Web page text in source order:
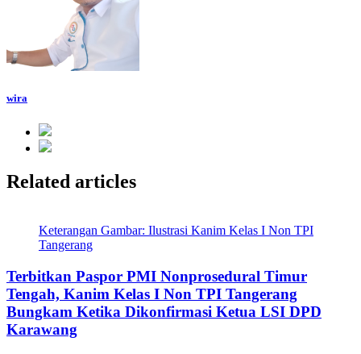
wira
Related articles
Keterangan Gambar: Ilustrasi Kanim Kelas I Non TPI
Tangerang
Terbitkan Paspor PMI Nonprosedural Timur
Tengah, Kanim Kelas I Non TPI Tangerang
Bungkam Ketika Dikonfirmasi Ketua LSI DPD
Karawang